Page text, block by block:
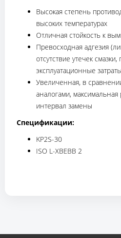
Высокая степень
высоких температурах
Отличная стойкость к
Превосходная адгезия
отсутствие утечек
эксплуатационные затраты
Увеличенная, в
аналогами, максимальная
интервал замены
Спецификации:
KP2S-30
ISO L-XBEBB 2